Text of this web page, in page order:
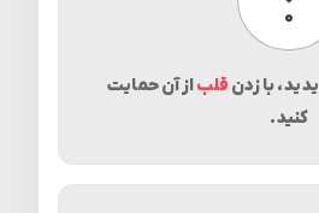
۰پسندیدن
با زدن قلباز آن حمایت
کنید.